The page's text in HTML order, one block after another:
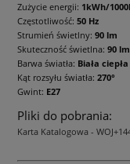
Zużycie energii: 1kWh/
Częstotliwość: 50 Hz
Strumień świetlny: 90 lm
Skuteczność świetlna: 90
Barwa światła: Biała ciepła
Kąt rozsyłu światła: 270°
Gwint: E27
Pliki do pobrania:
Karta Katalogowa -